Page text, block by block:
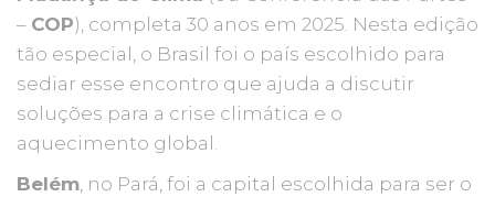
– COP), completa 30 anos em 2025. Nesta edição
tão especial, o Brasil foi o país escolhido para
sediar esse encontro que ajuda a discutir
soluções para a crise climática e o
aquecimento global.
Belém, no Pará, foi a capital escolhida para ser o